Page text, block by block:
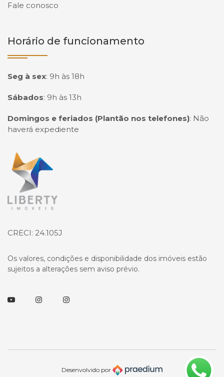
Fale conosco
Horário de funcionamento
Seg à sex: 9h às 18h
Sábados: 9h às 13h
Domingos e feriados (Plantão nos telefones): Não
haverá expediente
Página inicial
CRECI: 24.105J
Os valores, condições e disponibilidade dos imóveis estão
sujeitos a alterações sem aviso prévio.
YoutubeInstagramInstagram
Desenvolvido por